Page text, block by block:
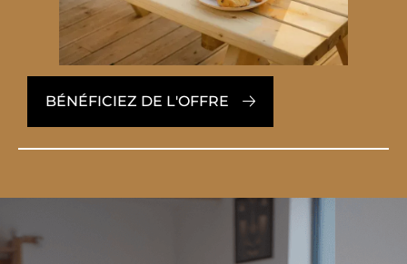
BÉNÉFICIEZ DE L'OFFRE